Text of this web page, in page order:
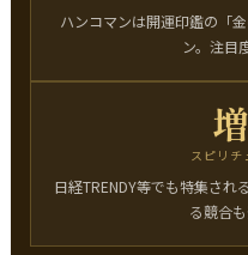
ハンコマンは開運印鑑の「
ン。注目
スピリチ
日経TRENDY等でも特集さ
る競合